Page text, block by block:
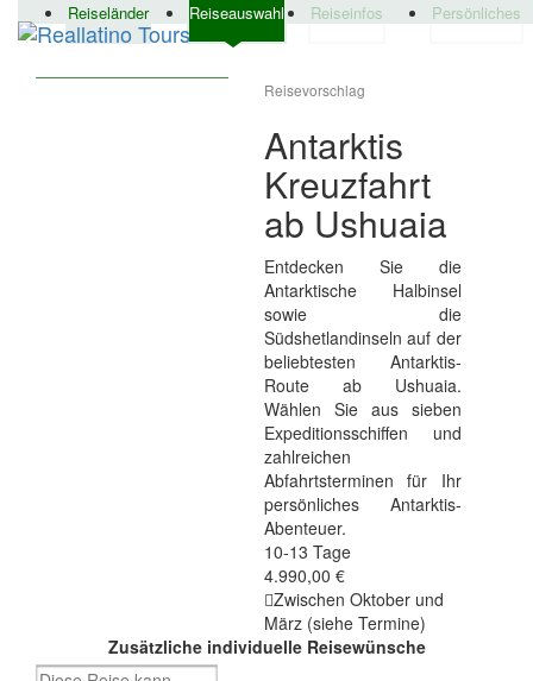
Reiseländer Reiseauswahl Reiseinfos Persönliches
Reisevorschlag
Antarktis
Kreuzfahrt
ab Ushuaia
Entdecken Sie die
Antarktische Halbinsel
sowie die
Südshetlandinseln auf der
beliebtesten Antarktis-
Route ab Ushuaia.
Wählen Sie aus sieben
Expeditionsschiffen und
zahlreichen
Abfahrtsterminen für Ihr
persönliches Antarktis-
Abenteuer.
10-13 Tage
4.990,00 €
Zwischen Oktober und
März (siehe Termine)
Zusätzliche individuelle Reisewünsche